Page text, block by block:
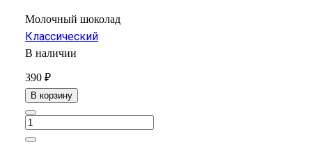
Молочный шоколад
Классический
В наличии
390 ₽
В корзину